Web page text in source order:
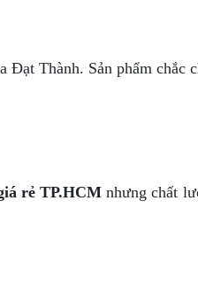
Đạt Thành. Sản phẩm chắc
rẻ TP.HCM nhưng chất